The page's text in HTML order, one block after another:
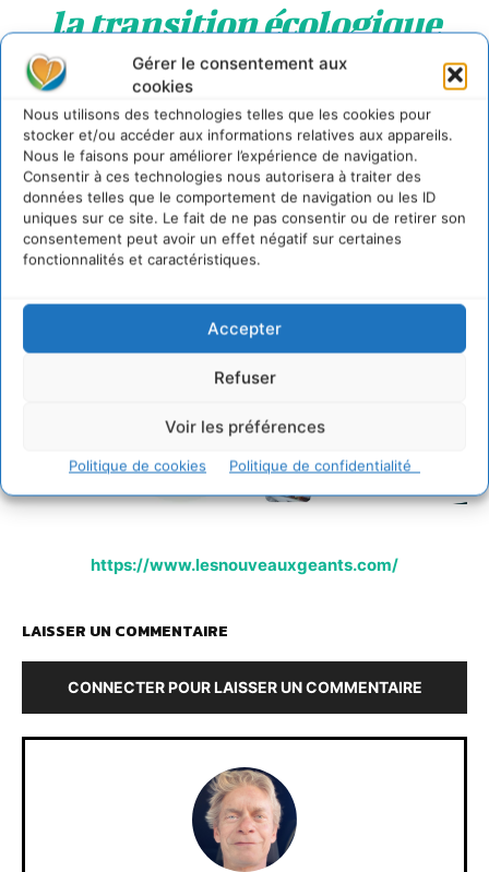
Gérer le consentement aux
cookies
Nous utilisons des technologies telles que les cookies pour
stocker et/ou accéder aux informations relatives aux appareils.
Nous le faisons pour améliorer l’expérience de navigation.
Consentir à ces technologies nous autorisera à traiter des
données telles que le comportement de navigation ou les ID
uniques sur ce site. Le fait de ne pas consentir ou de retirer son
consentement peut avoir un effet négatif sur certaines
fonctionnalités et caractéristiques.
Accepter
Refuser
Voir les préférences
Politique de cookies Politique de confidentialité
la transition écologique
Dans la lignée des études menées au sujet de l’impact de
la transition écologique sur l’emploi, les travaux de
recherche effectués par Les Nouveau Géants confirment
quel’ensemble des métiers sera amené à
intégrer des missions écologiques dans leurs
pratiques quotidiennes.
document Télécharger
https://www.lesnouveauxgeants.com/
LAISSER UN COMMENTAIRE
CONNECTER POUR LAISSER UN COMMENTAIRE